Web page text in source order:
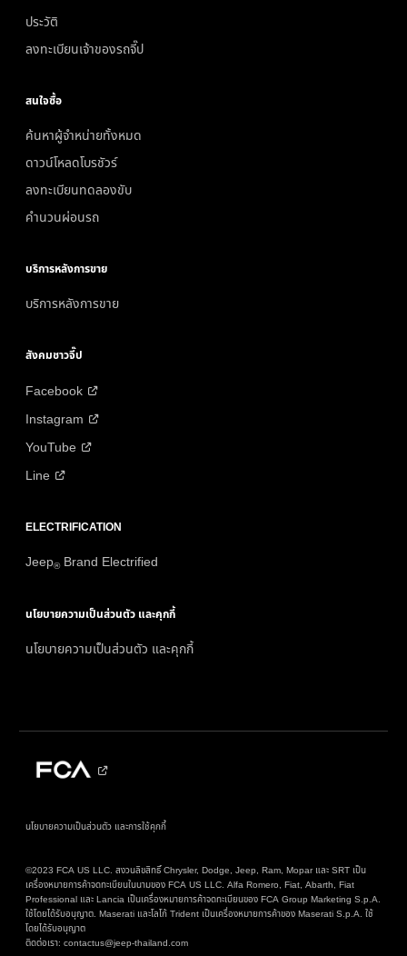
ประวัติ
ลงทะเบียนเจ้าของรถจี๊ป
สนใจซื้อ
ค้นหาผู้จำหน่ายทั้งหมด
ดาวน์โหลดโบรชัวร์
ลงทะเบียนทดลองขับ
คำนวนผ่อนรถ
บริการหลังการขาย
บริการหลังการขาย
สังคมชาวจี๊ป
Facebook
Instagram
YouTube
Line
ELECTRIFICATION
Jeep®Brand Electrified
นโยบายความเป็นส่วนตัว และคุกกี้
นโยบายความเป็นส่วนตัว และคุกกี้
นโยบายความเป็นส่วนตัว และการใช้คุกกี้
©2023 FCA US LLC. สงวนลิขสิทธิ์ Chrysler, Dodge, Jeep, Ram, Mopar และ SRT เป็น
เครื่องหมายการค้าจดทะเบียนในนามของ FCA US LLC. Alfa Romero, Fiat, Abarth, Fiat
Professional และ Lancia เป็นเครื่องหมายการค้าจดทะเบียนของ FCA Group Marketing S.p.A.
ใช้โดยได้รับอนุญาต. Maserati และโลโก้ Trident เป็นเครื่องหมายการค้าของ Maserati S.p.A. ใช้
โดยได้รับอนุญาต
ติดต่อเรา: contactus@jeep-thailand.com